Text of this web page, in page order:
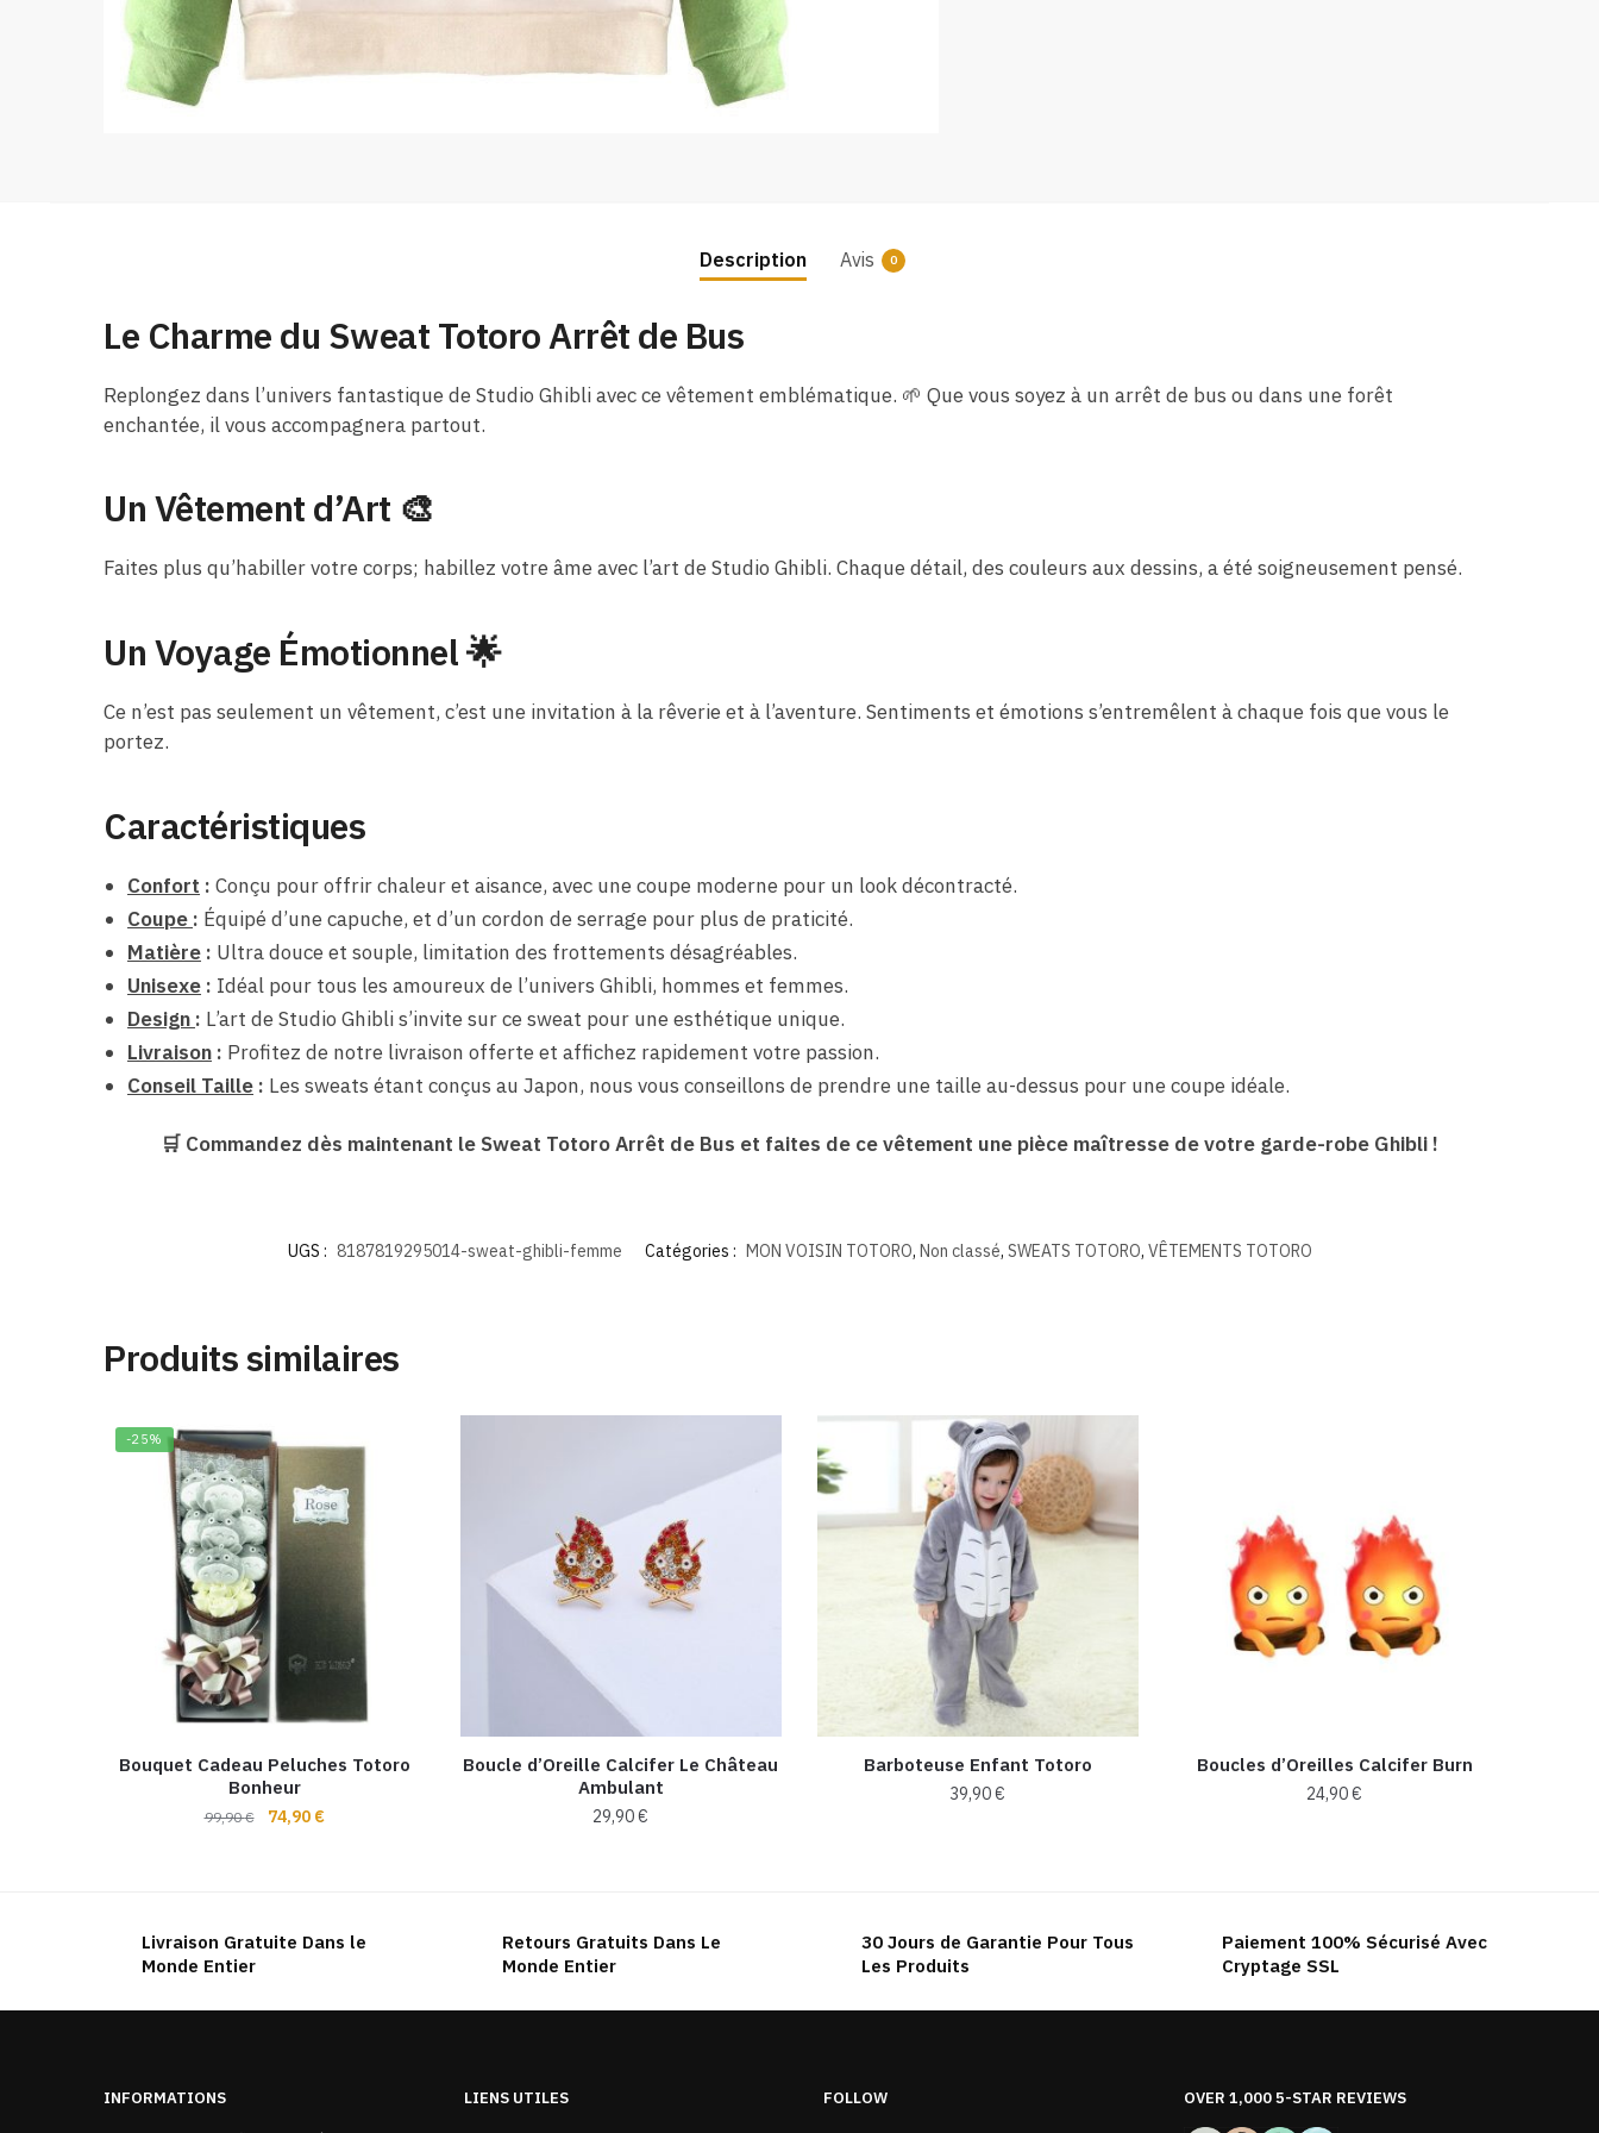
Description Avis 0
Le Charme du Sweat Totoro Arrêt de Bus
Replongez dans l’univers fantastique de Studio Ghibli avec ce vêtement emblématique. 🌱 Que vous soyez à un arrêt de bus ou dans une forêt
enchantée, il vous accompagnera partout.
Un Vêtement d’Art 🎨
Faites plus qu’habiller votre corps; habillez votre âme avec l’art de Studio Ghibli. Chaque détail, des couleurs aux dessins, a été soigneusement pensé.
Un Voyage Émotionnel 🌟
Ce n’est pas seulement un vêtement, c’est une invitation à la rêverie et à l’aventure. Sentiments et émotions s’entremêlent à chaque fois que vous le
portez.
Caractéristiques
Confort : Conçu pour offrir chaleur et aisance, avec une coupe moderne pour un look décontracté.
Coupe : Équipé d’une capuche, et d’un cordon de serrage pour plus de praticité.
Matière : Ultra douce et souple, limitation des frottements désagréables.
Unisexe : Idéal pour tous les amoureux de l’univers Ghibli, hommes et femmes.
Design : L’art de Studio Ghibli s’invite sur ce sweat pour une esthétique unique.
Livraison : Profitez de notre livraison offerte et affichez rapidement votre passion.
Conseil Taille : Les sweats étant conçus au Japon, nous vous conseillons de prendre une taille au-dessus pour une coupe idéale.
🛒 Commandez dès maintenant le Sweat Totoro Arrêt de Bus et faites de ce vêtement une pièce maîtresse de votre garde-robe Ghibli !
UGS : 8187819295014-sweat-ghibli-femme Catégories : MON VOISIN TOTORO, Non classé, SWEATS TOTORO, VÊTEMENTS TOTORO
Produits similaires
-25%
Bouquet Cadeau Peluches Totoro
Bonheur
99,90€
Le
74,90 €Le
Boucle d’Oreille Calcifer Le Château
Ambulant
29,90€
Barboteuse Enfant Totoro
39,90€
variations.
options
Boucles d’Oreilles Calcifer Burn
24,90€
Livraison Gratuite Dans le
Monde Entier
Retours Gratuits Dans Le
Monde Entier
30 Jours de Garantie Pour Tous
Les Produits
Paiement 100% Sécurisé Avec
Cryptage SSL
INFORMATIONS LIENS UTILES FOLLOW OVER 1,000 5-STAR REVIEWS